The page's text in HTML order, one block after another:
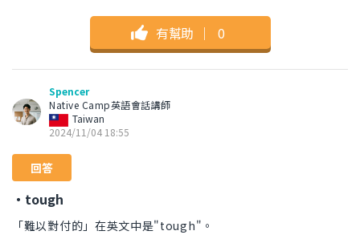
有幫助 ｜ 0
Spencer
Native Camp英語會話講師
Taiwan
2024/11/04 18:55
回答
・tough
「難以對付的」在英文中是"tough"。